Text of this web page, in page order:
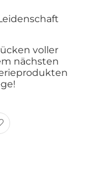
voller
nächsten